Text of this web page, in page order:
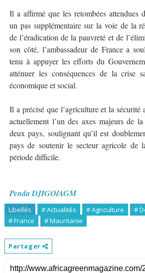
Il a affirmé que les retombées attendues
un pas supplémentaire sur la voie de la
de l’éradication de la pauvreté et de
son côté, l’ambassadeur de France a
tenu à appuyer les efforts du
atténuer les conséquences de la crise
économique et social.
Il a précisé que l’agriculture et la sécurité
actuellement l’un des axes majeurs de
deux pays, soulignant qu’il est
pays de soutenir le secteur agricole de
période difficile.
Penda DJIGO/AGM
Libellés # Actualités # Agriculture
#
# France
# Mauritanie
Partager